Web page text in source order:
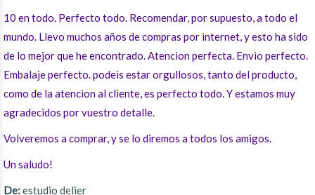
10 en todo. Perfecto todo. Recomendar, por supuesto, a todo el
mundo. Llevo muchos años de compras por internet, y esto ha sido
de lo mejor que he encontrado. Atencion perfecta. Envio perfecto.
Embalaje perfecto. podeis estar orgullosos, tanto del producto,
como de la atencion al cliente, es perfecto todo. Y estamos muy
agradecidos por vuestro detalle.
Volveremos a comprar, y se lo diremos a todos los amigos.
Un saludo!
De:estudio delier